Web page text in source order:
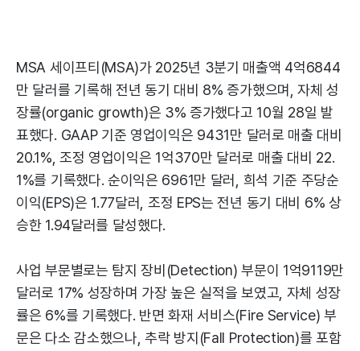
MSA 세이프티(MSA)가 2025년 3분기 매출액 4억6844
만 달러를 기록해 전년 동기 대비 8% 증가했으며, 자체 성
장률(organic growth)은 3% 증가했다고 10월 28일 발
표했다. GAAP 기준 영업이익은 9431만 달러로 매출 대비
20.1%, 조정 영업이익은 1억370만 달러로 매출 대비 22.
1%를 기록했다. 순이익은 6961만 달러, 희석 기준 주당순
이익(EPS)은 1.77달러, 조정 EPS는 전년 동기 대비 6% 상
승한 1.94달러를 달성했다.
사업 부문별로는 탐지 장비(Detection) 부문이 1억9119만
달러로 17% 성장하며 가장 높은 실적을 보였고, 자체 성장
률은 6%를 기록했다. 반면 화재 서비스(Fire Service) 부
문은 다소 감소했으나, 추락 방지(Fall Protection)를 포함